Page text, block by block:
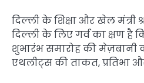
दिल्ली के शिक्षा और खेल मंत्री
दिल्ली के लिए गर्व का क्षण है
शुभारंभ समारोह की मेज़बानी
एथलीट्स की ताकत, प्रतिभा